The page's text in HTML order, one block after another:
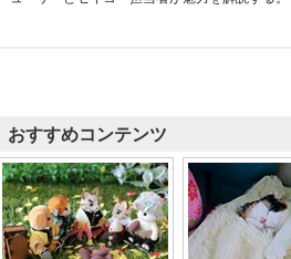
おすすめコンテンツ